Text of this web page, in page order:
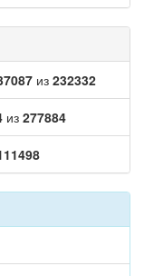
из 232332
из 277884